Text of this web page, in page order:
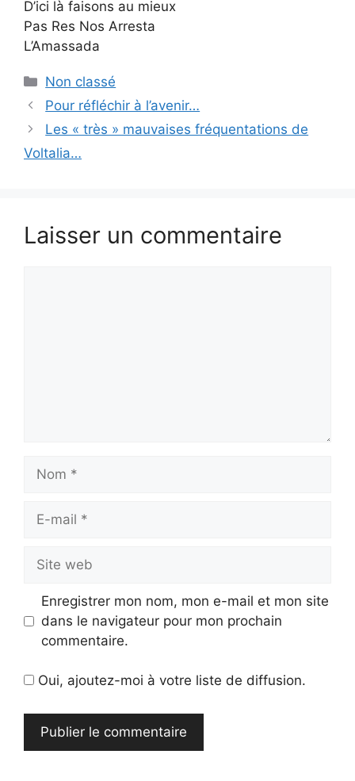
D’ici là faisons au mieux
Pas Res Nos Arresta
L’Amassada
Catégories
Non classé
Pour réfléchir à l’avenir…
Les « très » mauvaises fréquentations de
Voltalia…
Laisser un commentaire
mail
web
Enregistrer mon nom, mon e-mail et mon site
dans le navigateur pour mon prochain
commentaire.
Oui, ajoutez-moi à votre liste de diffusion.